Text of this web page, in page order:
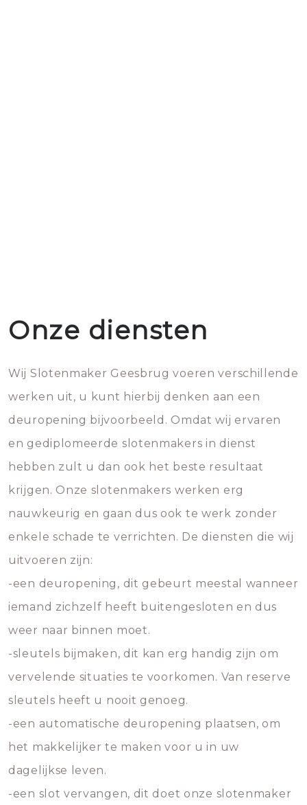
Onze diensten
Wij Slotenmaker Geesbrug voeren verschillende
werken uit, u kunt hierbij denken aan een
deuropening bijvoorbeeld. Omdat wij ervaren
en gediplomeerde slotenmakers in dienst
hebben zult u dan ook het beste resultaat
krijgen. Onze slotenmakers werken erg
nauwkeurig en gaan dus ook te werk zonder
enkele schade te verrichten. De diensten die wij
uitvoeren zijn:
-een deuropening, dit gebeurt meestal wanneer
iemand zichzelf heeft buitengesloten en dus
weer naar binnen moet.
-sleutels bijmaken, dit kan erg handig zijn om
vervelende situaties te voorkomen. Van reserve
sleutels heeft u nooit genoeg.
-een automatische deuropening plaatsen, om
het makkelijker te maken voor u in uw
dagelijkse leven.
-een slot vervangen, dit doet onze slotenmaker